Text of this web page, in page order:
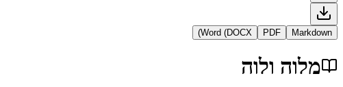
Markdown
PDF
Word (DOCX)
מלוה ולוה